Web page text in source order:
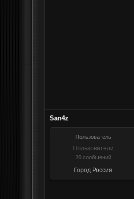
San4z
Пользователь
Пользователи
20 сообщений
Город Россия